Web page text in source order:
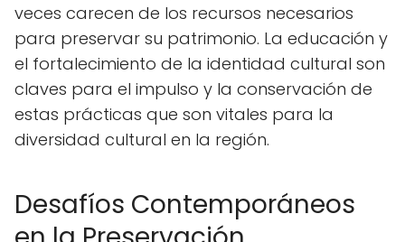
veces carecen de los recursos necesarios
para preservar su patrimonio. La educación y
el fortalecimiento de la identidad cultural son
claves para el impulso y la conservación de
estas prácticas que son vitales para la
diversidad cultural en la región.
Desafíos Contemporáneos